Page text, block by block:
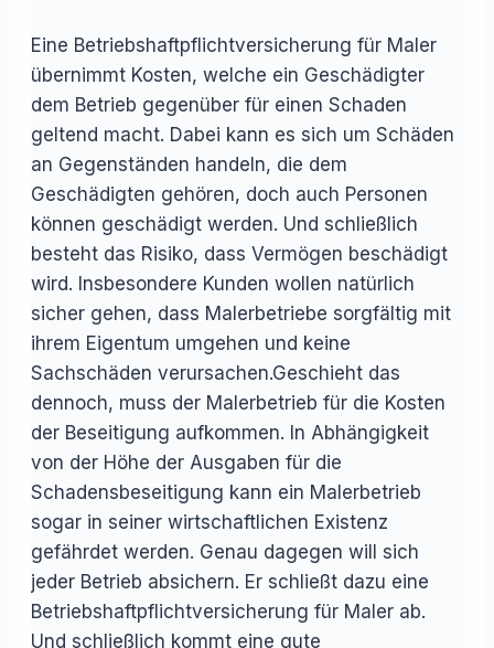
Eine Betriebshaftpflichtversicherung für Maler
übernimmt Kosten, welche ein Geschädigter
dem Betrieb gegenüber für einen Schaden
geltend macht. Dabei kann es sich um Schäden
an Gegenständen handeln, die dem
Geschädigten gehören, doch auch Personen
können geschädigt werden. Und schließlich
besteht das Risiko, dass Vermögen beschädigt
wird. Insbesondere Kunden wollen natürlich
sicher gehen, dass Malerbetriebe sorgfältig mit
ihrem Eigentum umgehen und keine
Sachschäden verursachen.Geschieht das
dennoch, muss der Malerbetrieb für die Kosten
der Beseitigung aufkommen. In Abhängigkeit
von der Höhe der Ausgaben für die
Schadensbeseitigung kann ein Malerbetrieb
sogar in seiner wirtschaftlichen Existenz
gefährdet werden. Genau dagegen will sich
jeder Betrieb absichern. Er schließt dazu eine
Betriebshaftpflichtversicherung für Maler ab.
Und schließlich kommt eine gute